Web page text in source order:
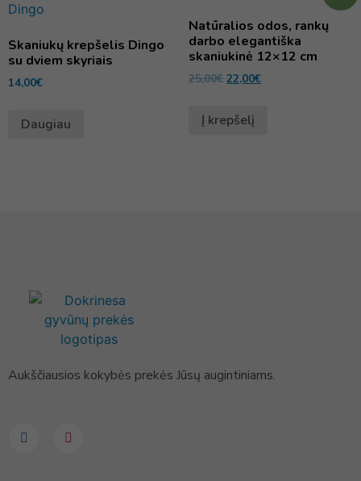
Skaniukų krepšelis Dingo
su dviem skyriais
14,00€
Daugiau
Natūralios odos, rankų
darbo elegantiška
skaniukinė 12×12 cm
25,00€ 22,00€
Į krepšelį
Aukščiausios kokybės prekės Jūsų augintiniams.